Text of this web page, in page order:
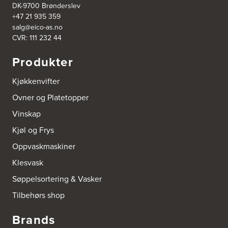
Nesjane 7, Vikeså
4389 Vikeså
Tel.:51-454050
http://www.drommekjokken.no
Bjerks Trevarefabrikk AS
4325 Sandnes
Bjørnådal AS
Nordahl Griegsgt 8
8624 Mo I Rana
Tel.:+47 751 53 000
Sentrumsvn. 4
8920 Sømna
Tel.:75-009700
DK-9700 Brønderslev
+47 21 935 359
salg@eico-as.no
CVR: 111 232 44
Produkter
Kjøkkenvifter
Ovner og Platetopper
Vinskap
Kjøl og Frys
Oppvaskmaskiner
Klesvask
Søppelsortering & Vasker
Tilbehørs shop
Brands